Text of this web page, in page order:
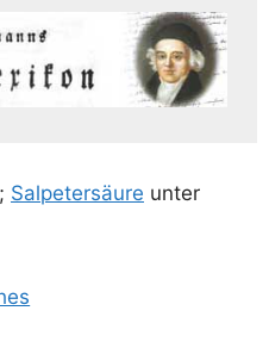
; Sal­pe­ter­säu­re unter